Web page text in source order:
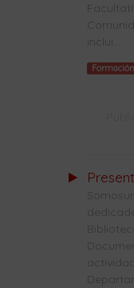
inclui...
Formación